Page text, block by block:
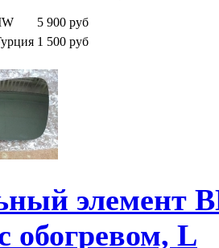
5 900 руб
1 500 руб
элемент
обогревом, L